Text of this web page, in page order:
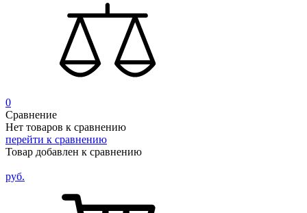
0
Сравнение
Нет товаров к сравнению
перейти к сравнению
Товар добавлен к сравнению
руб.